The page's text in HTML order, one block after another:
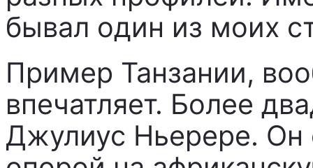
бывал один из моих
Пример Танзании,
впечатляет. Более
Джулиус Ньерере. Он